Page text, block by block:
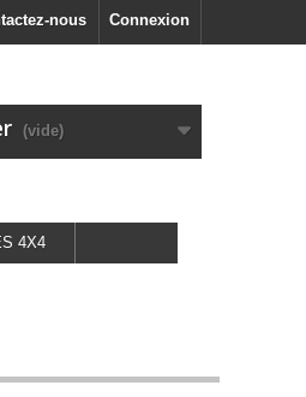
Connexion
nous
(vide)
4X4